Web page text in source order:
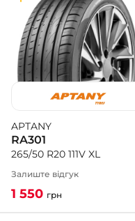
APTANY
RA301
265/50 R20 111V XL
Залиште відгук
1 550 грн